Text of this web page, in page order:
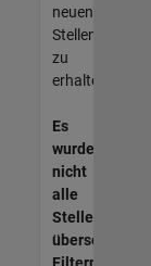
neuen
zu
erhalten.
Es
wurden
nicht
alle
Stellen
übersetzt.